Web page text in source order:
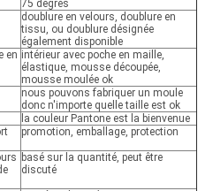
75 degrés
doublure en velours, doublure en
tissu, ou doublure désignée
également disponible
en intérieur avec poche en maille,
élastique, mousse découpée,
mousse moulée ok
nous pouvons fabriquer un moule
donc n'importe quelle taille est ok
la couleur Pantone est la bienvenue
promotion, emballage, protection
basé sur la quantité, peut être
discuté